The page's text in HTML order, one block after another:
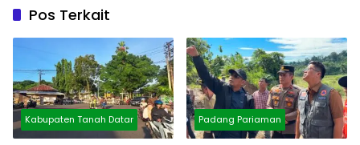
Pos Terkait
Kabupaten Tanah Datar Padang Pariaman